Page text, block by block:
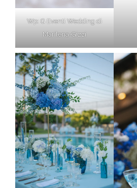
Wp: G Eventi Wedding di
Marilena-Gizzi